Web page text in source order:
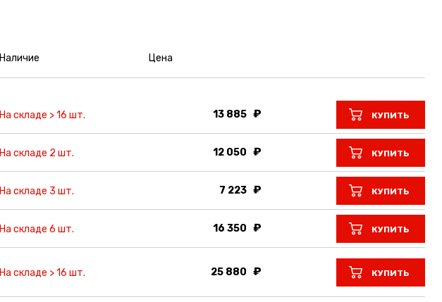
Наличие Цена
На складе > 16 шт. 13 885 КУПИТЬ
На складе 2 шт. 12 050 КУПИТЬ
На складе 3 шт. 7 223 КУПИТЬ
На складе 6 шт. 16 350 КУПИТЬ
На складе > 16 шт. 25 880 КУПИТЬ